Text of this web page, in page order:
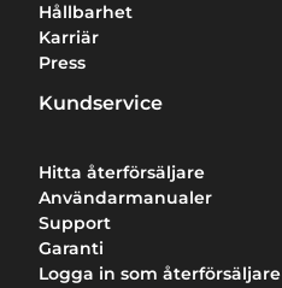
Hållbarhet
Karriär
Press
Kundservice
Hitta återförsäljare
Användarmanualer
Support
Garanti
Logga in som återförsäljare